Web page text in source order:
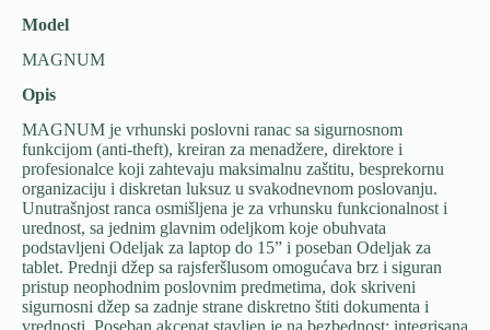
Model
MAGNUM
Opis
MAGNUM je vrhunski poslovni ranac sa sigurnosnom
funkcijom (anti-theft), kreiran za menadžere, direktore i
profesionalce koji zahtevaju maksimalnu zaštitu, besprekornu
organizaciju i diskretan luksuz u svakodnevnom poslovanju.
Unutrašnjost ranca osmišljena je za vrhunsku funkcionalnost i
urednost, sa jednim glavnim odeljkom koje obuhvata
podstavljeni Odeljak za laptop do 15” i poseban Odeljak za
tablet. Prednji džep sa rajsferšlusom omogućava brz i siguran
pristup neophodnim poslovnim predmetima, dok skriveni
sigurnosni džep sa zadnje strane diskretno štiti dokumenta i
vrednosti. Poseban akcenat stavljen je na bezbednost: integrisana